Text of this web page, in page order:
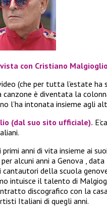
con Cristiano
(che per tutta l’estate
canzone è diventata la
l’ha intonata insieme agli
(dal suo sito ufficiale).
primi anni di vita insieme ai
alcuni anni a Genova ,
della scuola
intuisce il talento di
discografico con la
Italiani di quegli anni.